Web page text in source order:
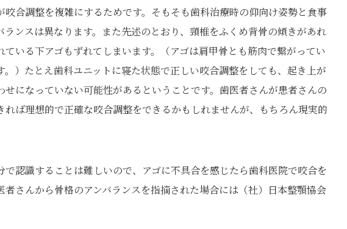
合調整を複雑にするためです。そもそも歯科治療時の仰向け姿勢と食事
ンスは異なります。また先述のとおり、頸椎をふくめ背骨の傾きがあれ
いる下アゴもずれてしまいます。（アゴは肩甲骨とも筋肉で繋がってい
）たとえ歯科ユニットに寝た状態で正しい咬合調整をしても、起き上が
になっていない可能性があるということです。歯医者さんが患者さんの
ば理想的で正確な咬合調整をできるかもしれませんが、もちろん現実的
認識することは難しいので、アゴに不具合を感じたら歯科医院で咬合を
さんから骨格のアンバランスを指摘された場合には（社）日本整顎協会